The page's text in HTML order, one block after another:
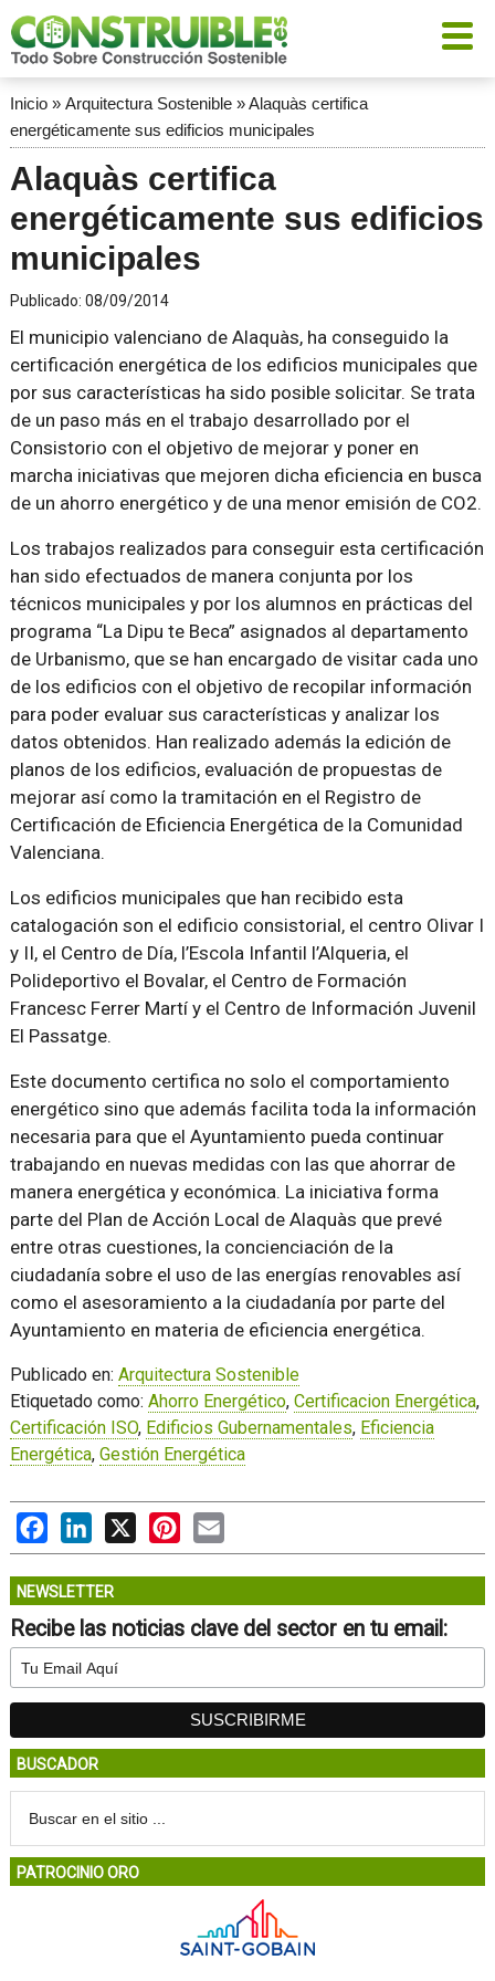
Inicio» Arquitectura Sostenible»Alaquàs certifica
energéticamente sus edificios municipales
Alaquàs certifica
energéticamente sus edificios
municipales
Publicado: 08/09/2014
El municipio valenciano de Alaquàs, ha conseguido la
certificación energética de los edificios municipales que
por sus características ha sido posible solicitar. Se trata
de un paso más en el trabajo desarrollado por el
Consistorio con el objetivo de mejorar y poner en
marcha iniciativas que mejoren dicha eficiencia en busca
de un ahorro energético y de una menor emisión de CO2.
Los trabajos realizados para conseguir esta certificación
han sido efectuados de manera conjunta por los
técnicos municipales y por los alumnos en prácticas del
programa “La Dipu te Beca” asignados al departamento
de Urbanismo, que se han encargado de visitar cada uno
de los edificios con el objetivo de recopilar información
para poder evaluar sus características y analizar los
datos obtenidos. Han realizado además la edición de
planos de los edificios, evaluación de propuestas de
mejorar así como la tramitación en el Registro de
Certificación de Eficiencia Energética de la Comunidad
Valenciana.
Los edificios municipales que han recibido esta
catalogación son el edificio consistorial, el centro Olivar I
y II, el Centro de Día, l’Escola Infantil l’Alqueria, el
Polideportivo el Bovalar, el Centro de Formación
Francesc Ferrer Martí y el Centro de Información Juvenil
El Passatge.
Este documento certifica no solo el comportamiento
energético sino que además facilita toda la información
necesaria para que el Ayuntamiento pueda continuar
trabajando en nuevas medidas con las que ahorrar de
manera energética y económica. La iniciativa forma
parte del Plan de Acción Local de Alaquàs que prevé
entre otras cuestiones, la concienciación de la
ciudadanía sobre el uso de las energías renovables así
como el asesoramiento a la ciudadanía por parte del
Ayuntamiento en materia de eficiencia energética.
Publicado en: Arquitectura Sostenible
Etiquetado como: Ahorro Energético, Certificacion Energética,
Certificación ISO, Edificios Gubernamentales, Eficiencia
Energética, Gestión Energética
FacebookLinkedIn
X PinterestEmail
NEWSLETTER
Recibe las noticias clave del sector en tu email:
BUSCADOR
PATROCINIO ORO